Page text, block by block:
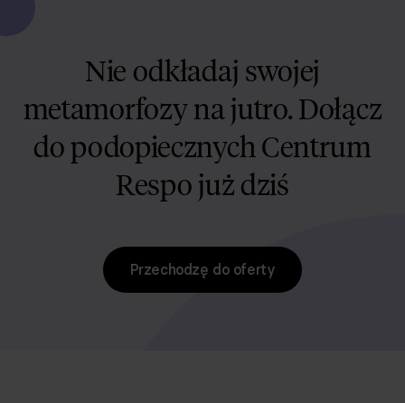
Nie odkładaj swojej
metamorfozy na jutro. Dołącz
do podopiecznych Centrum
Respo już dziś
Przechodzę do oferty